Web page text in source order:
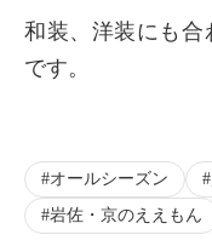
和装、洋装にも
です。
オールシーズン
岩佐・京のええもん